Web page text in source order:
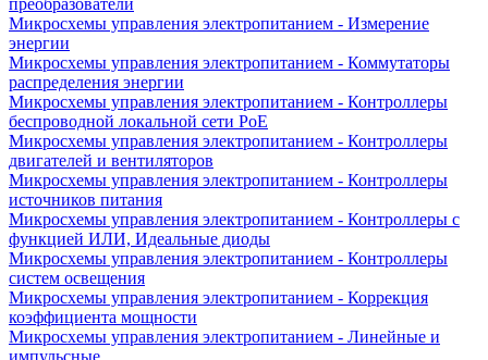
преобразователи
Микросхемы управления электропитанием - Измерение
энергии
Микросхемы управления электропитанием - Коммутаторы
распределения энергии
Микросхемы управления электропитанием - Контроллеры
беспроводной локальной сети PoE
Микросхемы управления электропитанием - Контроллеры
двигателей и вентиляторов
Микросхемы управления электропитанием - Контроллеры
источников питания
Микросхемы управления электропитанием - Контроллеры с
функцией ИЛИ, Идеальные диоды
Микросхемы управления электропитанием - Контроллеры
систем освещения
Микросхемы управления электропитанием - Коррекция
коэффициента мощности
Микросхемы управления электропитанием - Линейные и
импульсные